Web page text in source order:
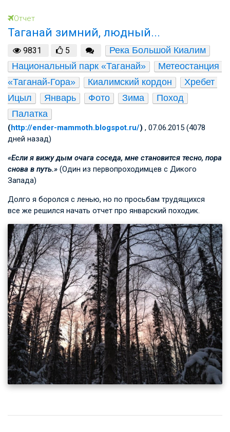
Отчет
Таганай зимний, людный...
9831 5
Река Большой Киалим
Национальный парк «Таганай»
Метеостанция
«Таганай-Гора»
Киалимский кордон
Хребет
Ицыл
Январь Фото Зима
Поход
Палатка
(http://ender-mammoth.blogspot.ru/) , 07.06.2015 (4078
дней назад)
«Если я вижу дым очага соседа, мне становится тесно, пора
снова в путь.» (Один из первопроходимцев с Дикого
Запада)
Долго я боролся с ленью, но по просьбам трудящихся
все же решился начать отчет про январский походик.